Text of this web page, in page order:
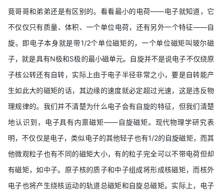
竟哥哥和弟弟还是有区别的。看看最小的电荷——电子就知道，它
不仅仅只有质量、体积、一个单位电荷，还有另外一个特征——自
旋。即电子本身就是带1/2个单位磁矩的，一个单位磁矩叫玻尔磁
子，就是具有N极和S极的最小磁单元。自旋并不是说电子不仅绕原
子核公转还有自转，实际上由于电子半径非常之小，要是自转能产
生如此大的磁矩的话，其边缘的速度就必定超过光速，这是违反物
理规律的。我们并不清楚为什么电子会有自旋的特征，但我们清楚
地认识到，电子具有内禀磁矩——自旋磁矩。现代物理学研究表
明，不仅仅是电子，类似电子的其他轻子也有1/2的自旋磁矩，而其
他微观粒子也有不同的磁矩大小，有的粒子完全可以不带电荷但却
有磁矩，如中子。原子核的质子和中子组成将形成核磁矩，而核外
电子也将产生绕核运动的轨道总磁矩和自旋总磁矩。实际上，电子